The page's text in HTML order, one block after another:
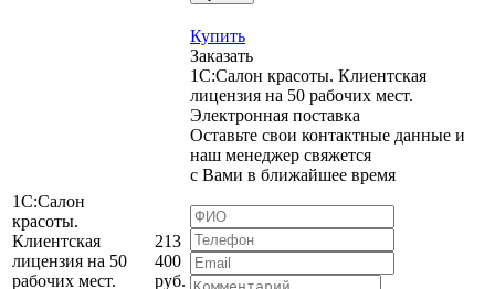
1С:Салон
красоты.
Клиентская
лицензия на 50
рабочих мест.
213
400
руб.
Купить
Заказать
1С:Салон красоты. Клиентская
лицензия на 50 рабочих мест.
Электронная поставка
Оставьте свои контактные данные и
наш менеджер свяжется
с Вами в ближайшее время